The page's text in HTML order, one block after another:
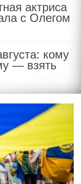
актриса
с Олегом
кому
— взять